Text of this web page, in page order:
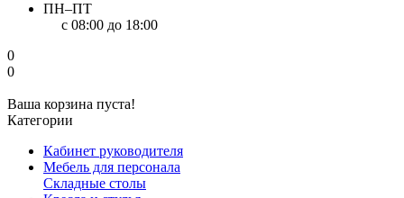
ПН–ПТ
с 08:00 до 18:00
0
0
Ваша корзина пуста!
Категории
Кабинет руководителя
Мебель для персонала
Складные столы